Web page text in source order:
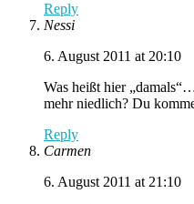
Reply
Nessi
6. August 2011 at 20:10
Was heißt hier
mehr niedlich? Du
Reply
Carmen
6. August 2011 at 21:10